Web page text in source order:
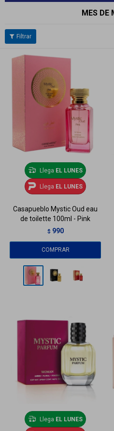
MES DE
Llega EL LUNES
Llega EL LUNES
Casapueblo Mystic Oud eau
de toilette 100ml - Pink
$ 990
Llega EL LUNES